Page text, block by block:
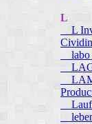
L
L
labo